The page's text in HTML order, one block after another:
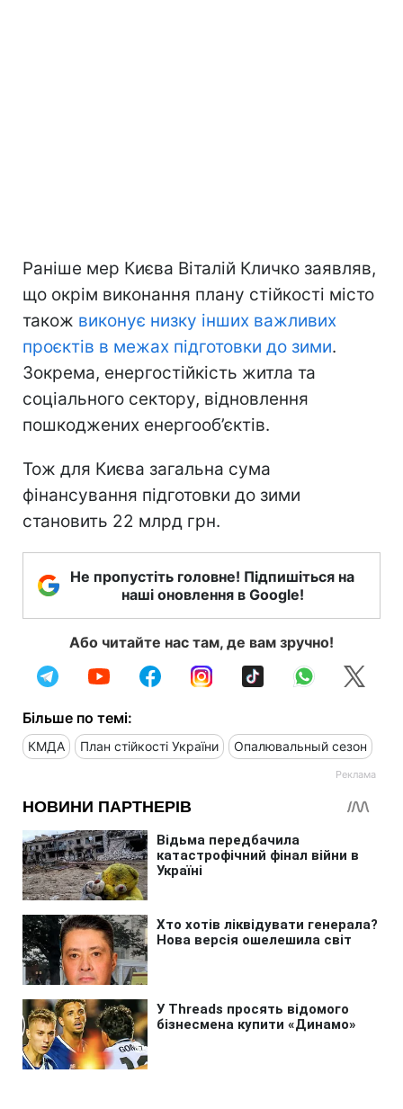
Раніше мер Києва Віталій Кличко заявляв,
що окрім виконання плану стійкості місто
також виконує низку інших важливих
проєктів в межах підготовки до зими.
Зокрема, енергостійкість житла та
соціального сектору, відновлення
пошкоджених енергооб’єктів.
Тож для Києва загальна сума
фінансування підготовки до зими
становить 22 млрд грн.
Не пропустіть головне! Підпишіться на
наші оновлення в Google!
Або читайте нас там, де вам зручно!
Більше по темі:
КМДА План стійкості України Опалювальный сезон